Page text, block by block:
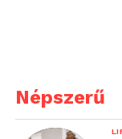
Népszerű